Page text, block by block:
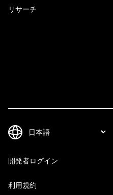
リサーチ
開発者ログイン
利用規約